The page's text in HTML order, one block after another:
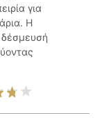
για
Η
δέσμευσή